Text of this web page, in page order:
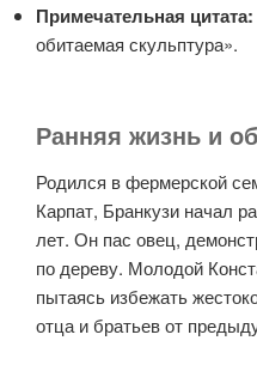
Примечательная цитата:
обитаемая скульптура».
Ранняя жизнь и
Родился в фермерской
Карпат, Бранкузи начал
лет. Он пас овец,
по дереву. Молодой
пытаясь избежать
отца и братьев от